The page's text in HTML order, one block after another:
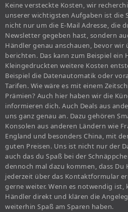
Keine versteckte Kosten, wir
unserer wichtigsten Aufgaben ist die
nicht nur um die E-Mail Adresse, die
Newsletter gegeben hast, sondern
Händler genau anschauen, bevor wir
berichten. Das kann zum Beispiel ein
Kleingedruckten weitere Kosten
Beispiel die Datenautomatik oder
Tarifen. Wie wäre es mit einem
Prämien? Auch hier haben wir die
informieren dich. Auch Deals aus
uns ganz genau an. Dazu gehören
Konsolen aus anderen Ländern wie
England und besonders China, mit
guten Preisen. Uns ist nicht nur der
auch das du Spaß bei der
dennoch mal dazu kommen, dass
jederzeit über das Kontaktformular
gerne weiter. Wenn es notwendig
Händler direkt und klären die
weiterhin Spaß am Sparen haben.